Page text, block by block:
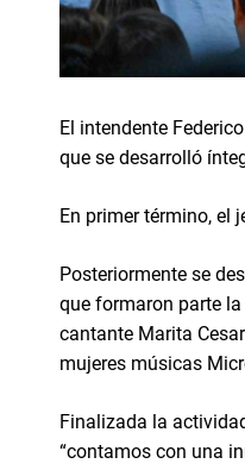
El intendente
que se desarrolló
En primer término, el
Posteriormente se
que formaron parte
cantante Marita
mujeres músicas
Finalizada la
“contamos con una